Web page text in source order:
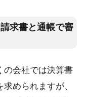
求書と通帳で審
の会社では決算書
められますが、